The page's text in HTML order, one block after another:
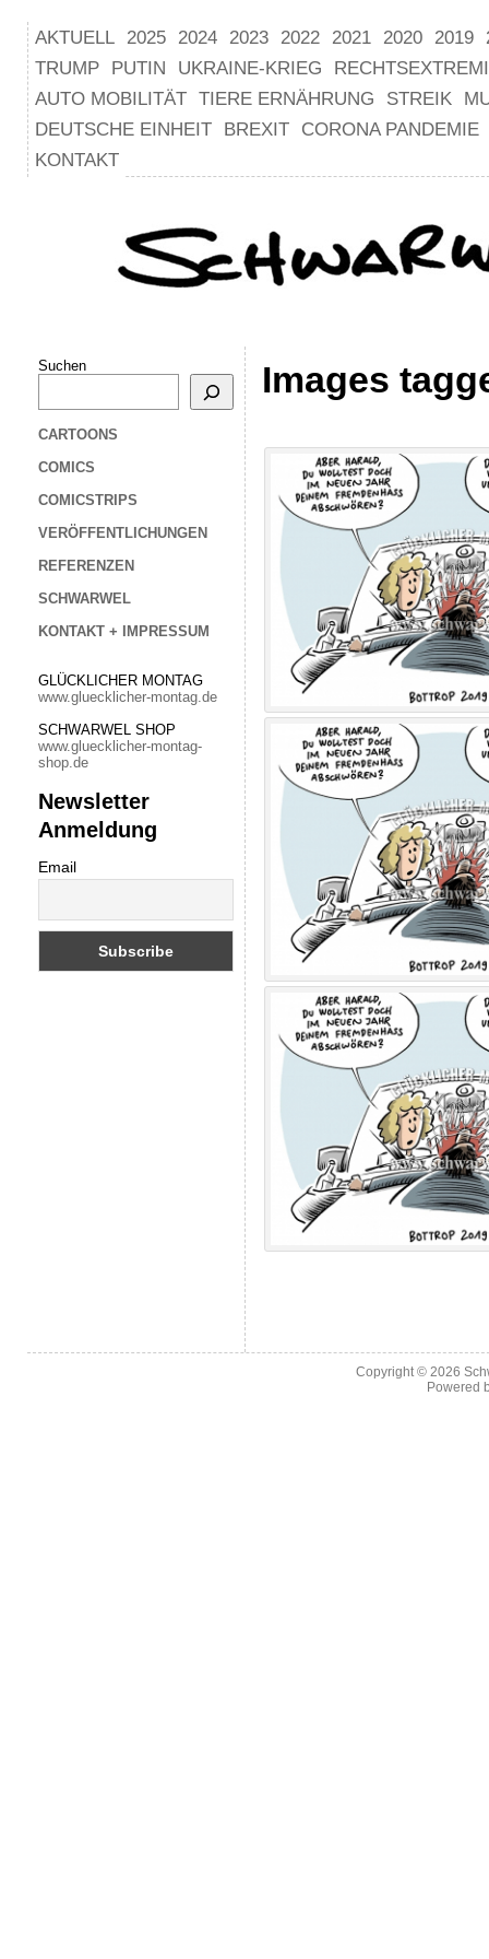
AKTUELL 2025 2024 2023 2022 2021 2020 2019
TRUMP
PUTIN UKRAINE-KRIEG
AUTO MOBILITÄT TIERE ERNÄHRUNG STREIK
DEUTSCHE EINHEIT
BREXIT
CORONA PANDEMIE
KONTAKT
Suchen
CARTOONS
COMICS
COMICSTRIPS
VERÖFFENTLICHUNGEN
REFERENZEN
SCHWARWEL
KONTAKT + IMPRESSUM
GLÜCKLICHER MONTAG
www.gluecklicher-montag.de
SCHWARWEL SHOP
www.gluecklicher-montag-
shop.de
Newsletter
Anmeldung
Email
Images
Copyright © 2026
Powered